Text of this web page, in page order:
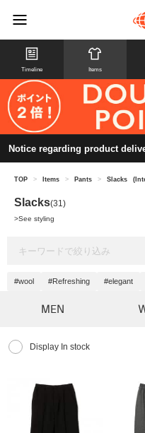
Timeline Items
Notice regarding product
TOP > Items > Pants > Slacks
Slacks(31)
>See styling
#wool #Refreshing #elegant
MEN
Display In stock